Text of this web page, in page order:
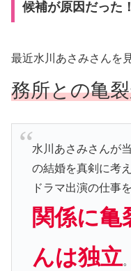
候補が原因だった！
最近水川あさみさんを
務所との亀
水川あさみさんが
の結婚を真剣に考
ドラマ出演の仕事
関係に亀
んは独立。